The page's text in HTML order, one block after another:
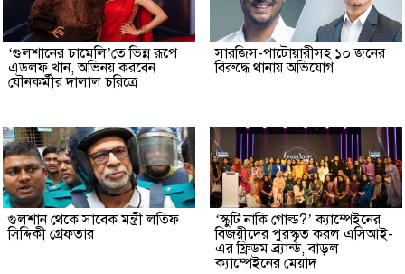
‘গুলশানের চামেলি’তে ভিন্ন রূপে
এডলফ খান, অভিনয় করবেন
যৌনকর্মীর দালাল চরিত্রে
সারজিস-পাটোয়ারীসহ ১০ জনের
বিরুদ্ধে থানায় অভিযোগ
গুলশান থেকে সাবেক মন্ত্রী লতিফ
সিদ্দিকী গ্রেফতার
‘স্কুটি নাকি গোল্ড?’ ক্যাম্পেইনের
বিজয়ীদের পুরস্কৃত করল এসিআই-
এর ফ্রিডম ব্র্যান্ড, বাড়ল
ক্যাম্পেইনের মেয়াদ